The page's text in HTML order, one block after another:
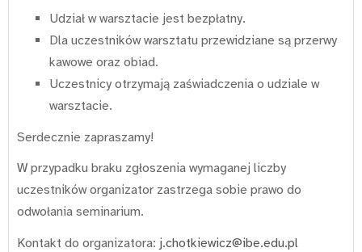
Udział w warsztacie jest bezpłatny.
Dla uczestników warsztatu przewidziane są przerwy
kawowe oraz obiad.
Uczestnicy otrzymają zaświadczenia o udziale w
warsztacie.
Serdecznie zapraszamy!
W przypadku braku zgłoszenia wymaganej liczby
uczestników organizator zastrzega sobie prawo do
odwołania seminarium.
Kontakt do organizatora: j.chotkiewicz@ibe.edu.pl